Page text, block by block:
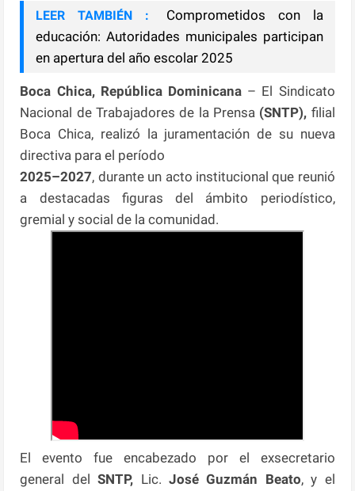
LEER TAMBIÉN :
Comprometidos con la
educación: Autoridades municipales participan
en apertura del año escolar 2025
Boca Chica, República Dominicana – El Sindicato
Nacional de Trabajadores de la Prensa (SNTP), filial
Boca Chica, realizó la juramentación de su nueva
directiva para el período
2025–2027, durante un acto institucional que reunió
a destacadas figuras del ámbito periodístico,
gremial y social de la comunidad.
El evento fue encabezado por el exsecretario
general delSNTP, Lic. José Guzmán Beato, y el